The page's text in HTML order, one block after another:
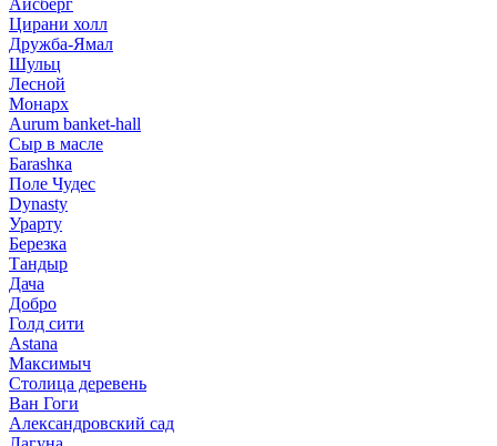
Айсберг
Цирани холл
Дружба-Ямал
Шульц
Лесной
Монарх
Aurum banket-hall
Сыр в масле
Баrаshка
Поле Чудес
Dynasty
Урарту
Березка
Тандыр
Дача
Добро
Голд сити
Astana
Максимыч
Столица деревень
Ван Гоги
Александровский сад